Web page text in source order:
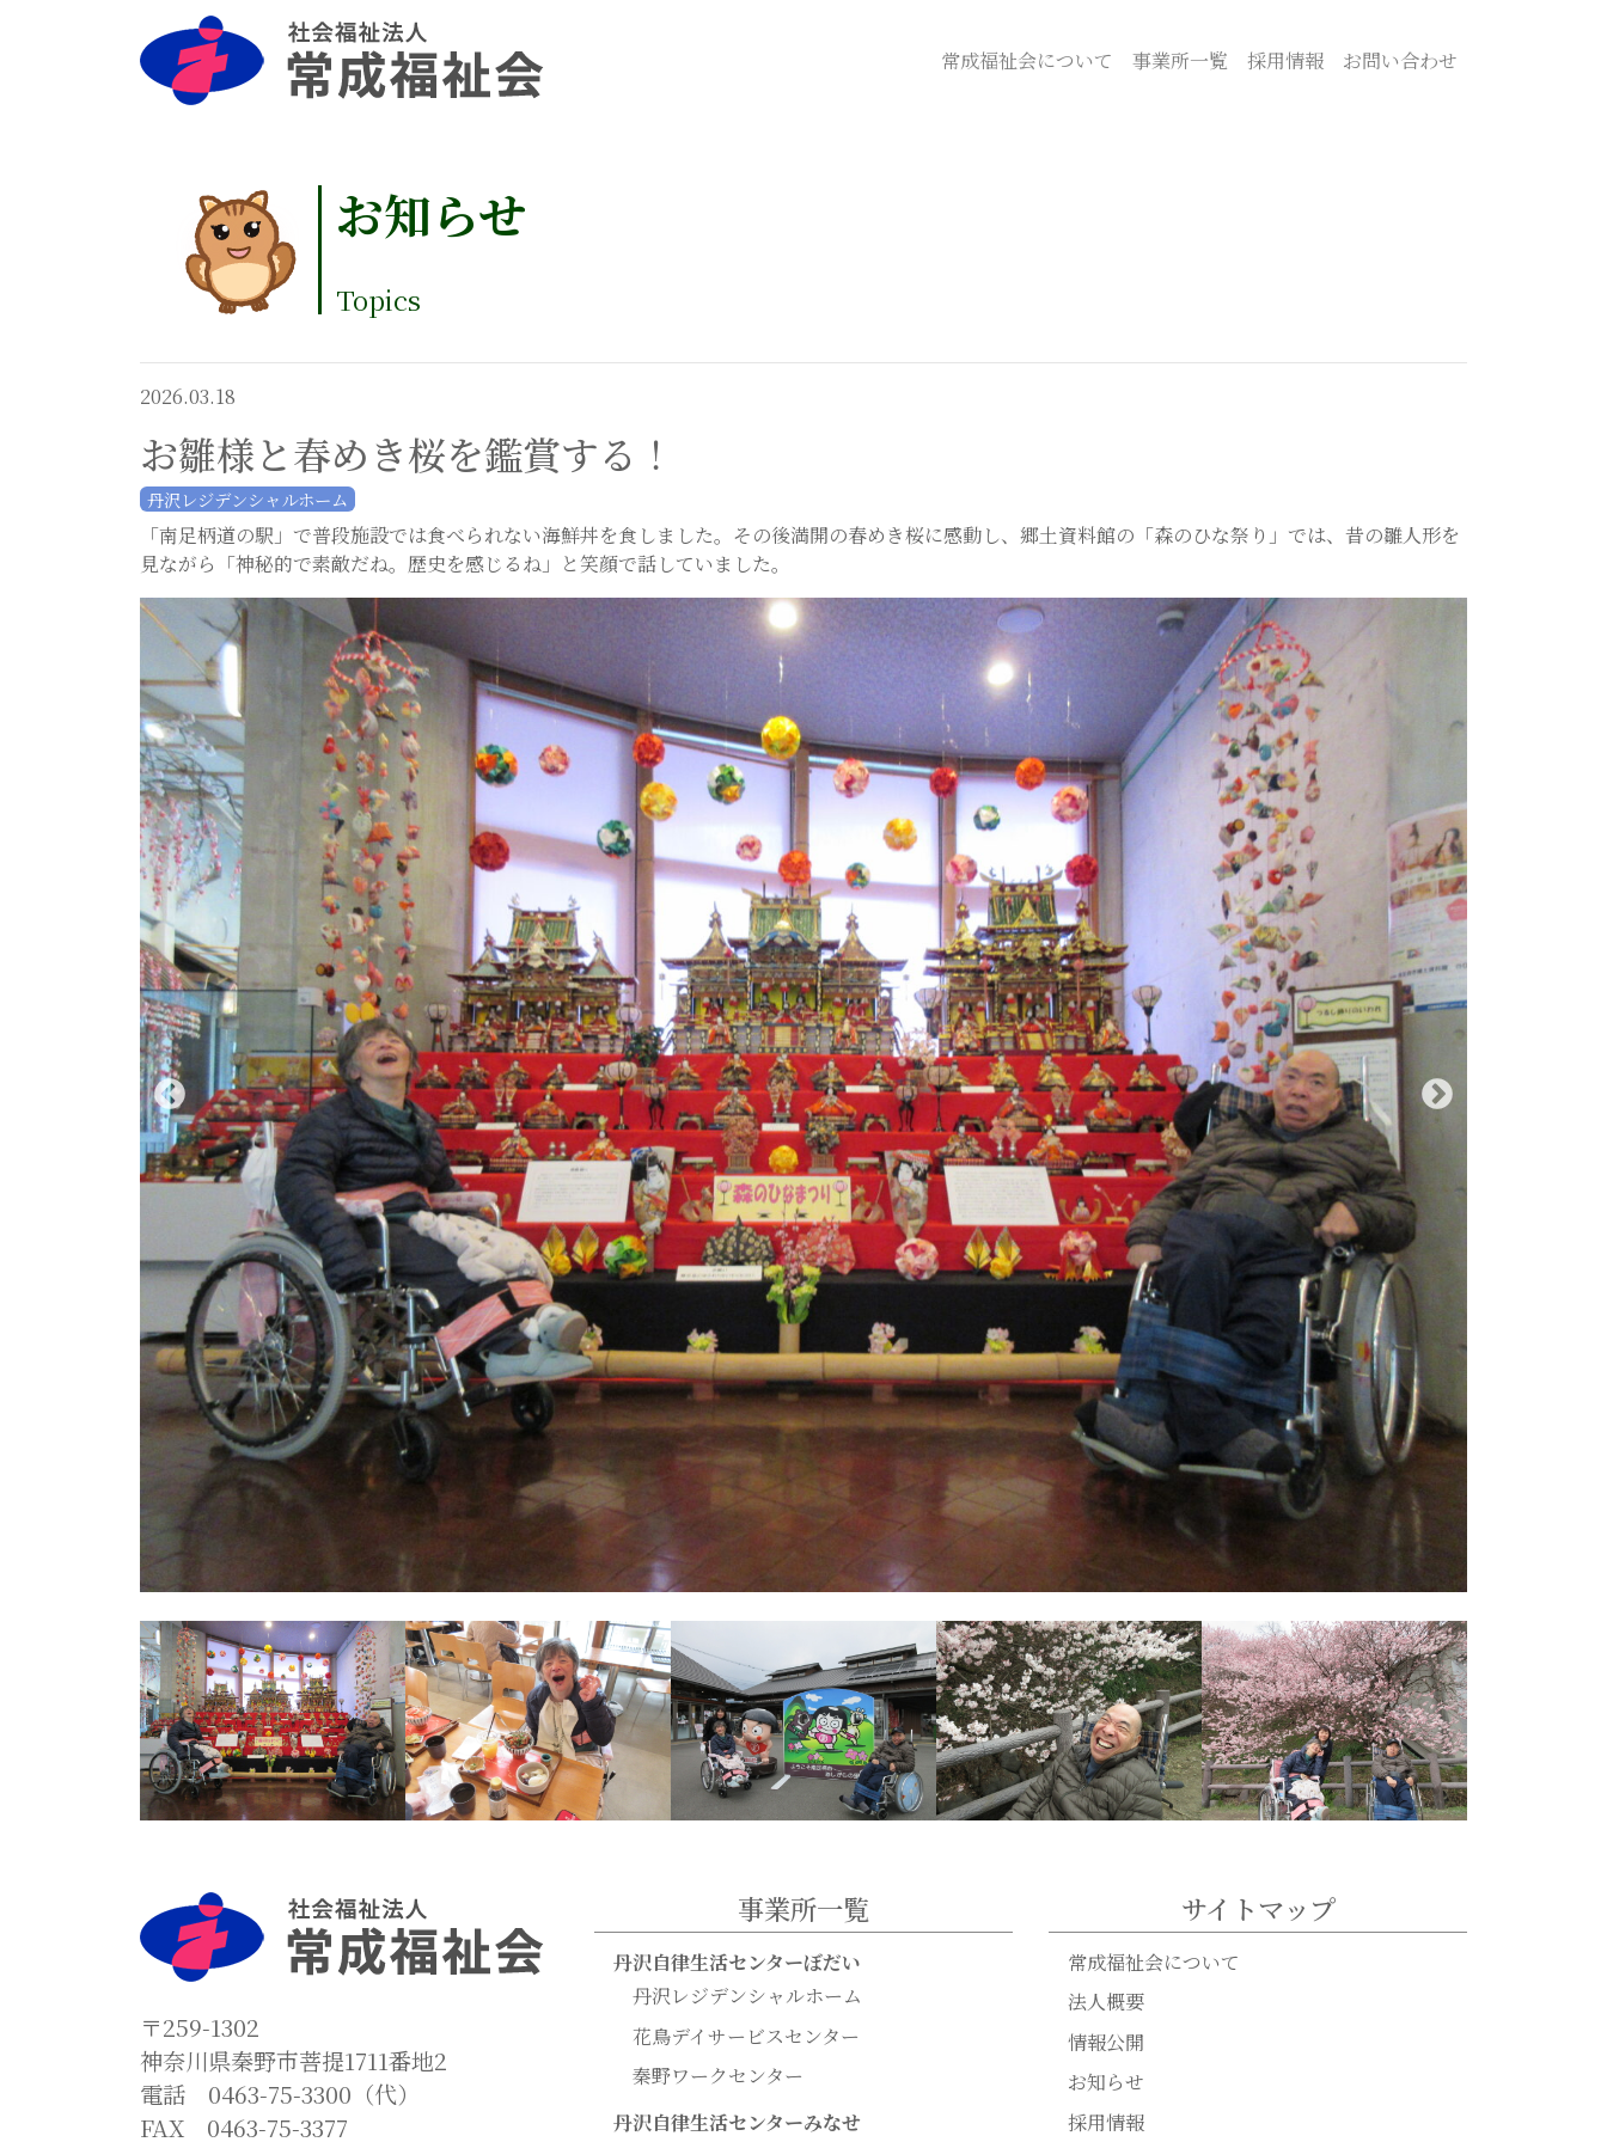
常成福祉会について 事業所一覧 採用情報 お問い合わせ
お知らせ
Topics
2026.03.18
お雛様と春めき桜を鑑賞する！
丹沢レジデンシャルホーム
「南足柄道の駅」で普段施設では食べられない海鮮丼を食しました。その後満開の春めき桜に感動し、郷土資料館の「森のひな祭り」では、昔の雛人形を
見ながら「神秘的で素敵だね。歴史を感じるね」と笑顔で話していました。
〒259-1302
神奈川県秦野市菩提1711番地2
電話 0463-75-3300（代）
FAX 0463-75-3377
事業所一覧
丹沢自律生活センターぼだい
丹沢レジデンシャルホーム
花鳥デイサービスセンター
秦野ワークセンター
丹沢自律生活センターみなせ
サイトマップ
常成福祉会について
法人概要
情報公開
お知らせ
採用情報